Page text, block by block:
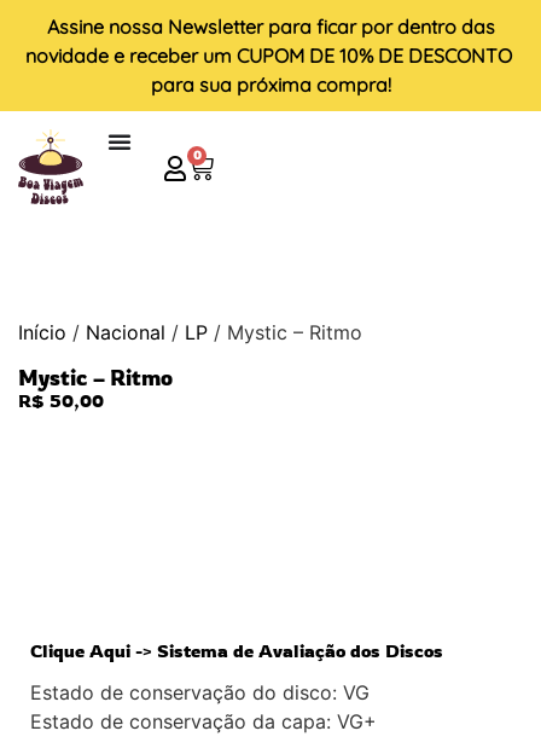
Assine nossa Newsletter para ficar por dentro das
novidade e receber um CUPOM DE 10% DE DESCONTO
para sua próxima compra!
0
Início / Nacional / LP / Mystic – Ritmo
Mystic – Ritmo
R$ 50,00
Clique Aqui -> Sistema de Avaliação dos Discos
Estado de conservação do disco: VG
Estado de conservação da capa: VG+